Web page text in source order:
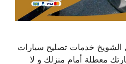
الشويخ خدمات تصليح سيارات
معطلة أمام منزلك و لا